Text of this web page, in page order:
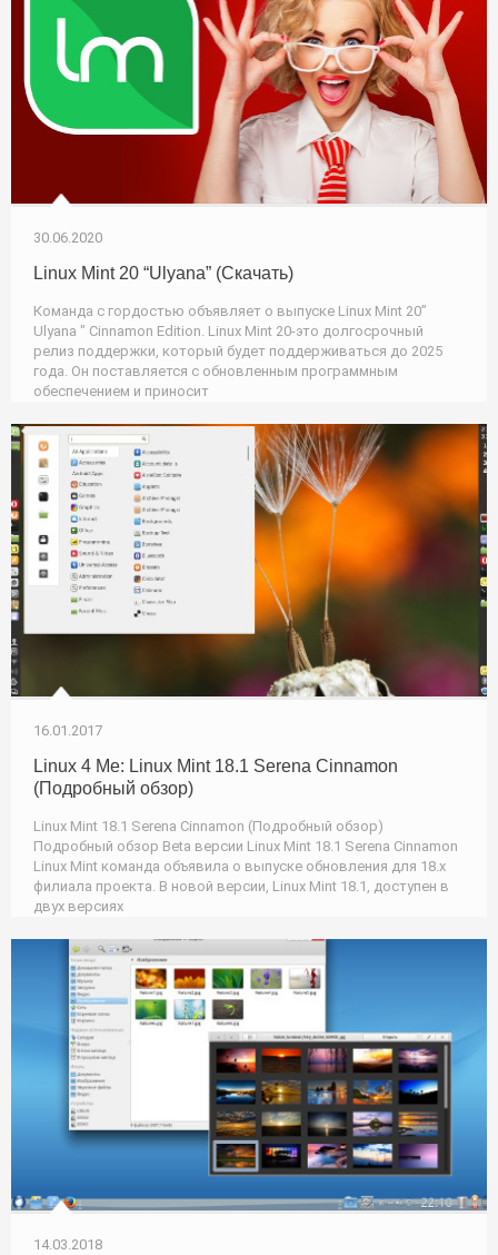
30.06.2020
Linux Mint 20 “Ulyana” (Скачать)
Команда с гордостью объявляет о выпуске Linux Mint 20”
Ulyana " Cinnamon Edition. Linux Mint 20-это долгосрочный
релиз поддержки, который будет поддерживаться до 2025
года. Он поставляется с обновленным программным
обеспечением и приносит
16.01.2017
Linux 4 Me: Linux Mint 18.1 Serena Cinnamon
(Подробный обзор)
Linux Mint 18.1 Serena Cinnamon (Подробный обзор)
Подробный обзор Beta версии Linux Mint 18.1 Serena Cinnamon
Linux Mint команда объявила о выпуске обновления для 18.x
филиала проекта. В новой версии, Linux Mint 18.1, доступен в
двух версиях
14.03.2018